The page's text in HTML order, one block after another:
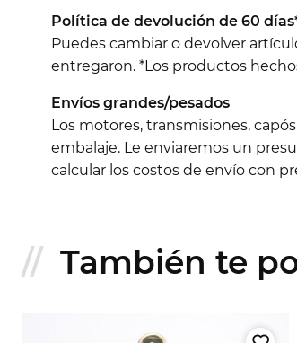
Política de devolución de 60
Puedes cambiar o devolver
entregaron. *Los productos
Envíos grandes/pesados
Los motores, transmisiones,
embalaje. Le enviaremos un
calcular los costos de envío con
También te